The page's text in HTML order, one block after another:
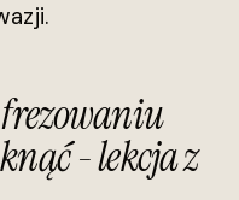
frezowaniu
- lekcja z